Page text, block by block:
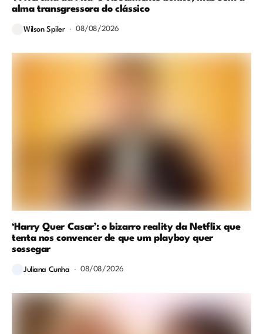
alma transgressora do clássico
Wilson Spiler 08/08/2026
‘Harry Quer Casar’: o bizarro reality da Netflix que
tenta nos convencer de que um playboy quer
sossegar
Juliana Cunha 08/08/2026